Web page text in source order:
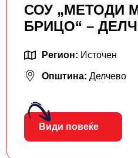
СОУ „МЕТОДИ
БРИЦО“ –
Регион: Источен
Општина: Делчево
Види повеќе